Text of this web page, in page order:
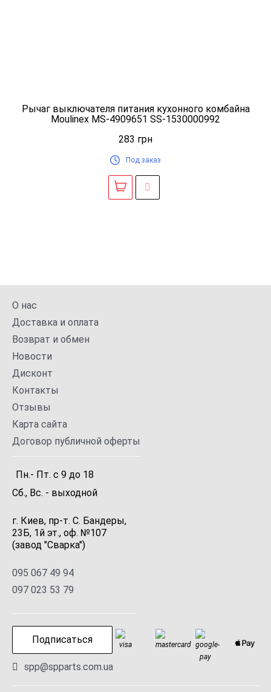
Рычаг выключателя питания кухонного комбайна
Moulinex MS-4909651 SS-1530000992
283 грн
Под заказ
О нас
Доставка и оплата
Возврат и обмен
Новости
Дисконт
Контакты
Отзывы
Карта сайта
Договор публичной оферты
Пн.- Пт. с 9 до 18
Сб., Вс. - выходной
г. Киев, пр-т. С. Бандеры,
23Б, 1й эт., оф. №107
(завод "Сварка")
095 067 49 94
097 023 53 79
Подписаться
spp@spparts.com.ua